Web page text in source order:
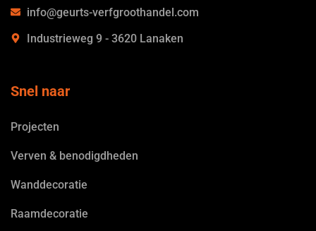
info@geurts-verfgroothandel.com
Industrieweg 9 - 3620 Lanaken
Snel naar
Projecten
Verven & benodigdheden
Wanddecoratie
Raamdecoratie